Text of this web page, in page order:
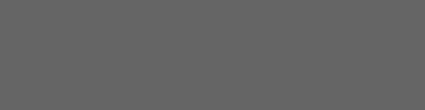
ditt fina omdöme! Vi är så glada att du är nöjd med det personligt